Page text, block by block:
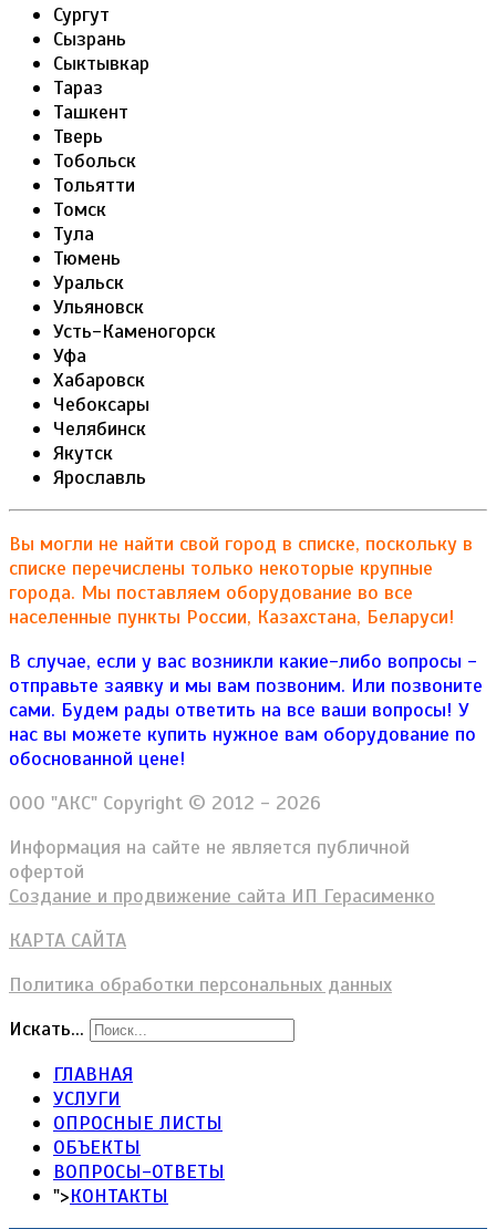
Сургут
Сызрань
Сыктывкар
Тараз
Ташкент
Тверь
Тобольск
Тольятти
Томск
Тула
Тюмень
Уральск
Ульяновск
Усть-Каменогорск
Уфа
Хабаровск
Чебоксары
Челябинск
Якутск
Ярославль
Вы могли не найти свой город в списке, поскольку в
списке перечислены только некоторые крупные
города. Мы поставляем оборудование во все
населенные пункты России, Казахстана, Беларуси!
В случае, если у вас возникли какие-либо вопросы -
отправьте заявку и мы вам позвоним. Или позвоните
сами. Будем рады ответить на все ваши вопросы! У
нас вы можете купить нужное вам оборудование по
обоснованной цене!
ООО "АКС" Copyright © 2012 - 2026
Информация на сайте не является публичной
офертой
Создание и продвижение сайта ИП Герасименко
КАРТА САЙТА
Политика обработки персональных данных
Искать...
ГЛАВНАЯ
УСЛУГИ
ОПРОСНЫЕ ЛИСТЫ
ОБЪЕКТЫ
ВОПРОСЫ-ОТВЕТЫ
">КОНТАКТЫ